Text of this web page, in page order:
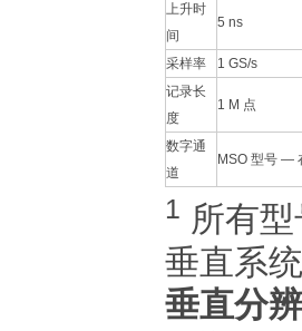
上升时
间
5 ns
采样率
1 GS/s
记录长
度
1 M 点
数字通
道
MSO 型号 —
1 所有
垂直系
垂直分